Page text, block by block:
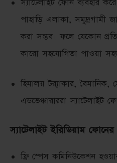
স্যাটেলাইট ফোন ব্যবহার
পাহাড়ি এলাকা,
করা সম্ভব। ফলে যেকোন
কারো সহযোগিতা পাওয়া
হিমালয় ট্র‍্যাকার, বৈমানিক,
এডভেঞ্চারাররা স্যাটেলাইট
স্যাটেলাইট ইরিডিয়াম
ফ্রি স্পেস কমিনিউকেশন